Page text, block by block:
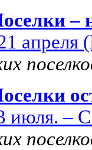
–
июля. –